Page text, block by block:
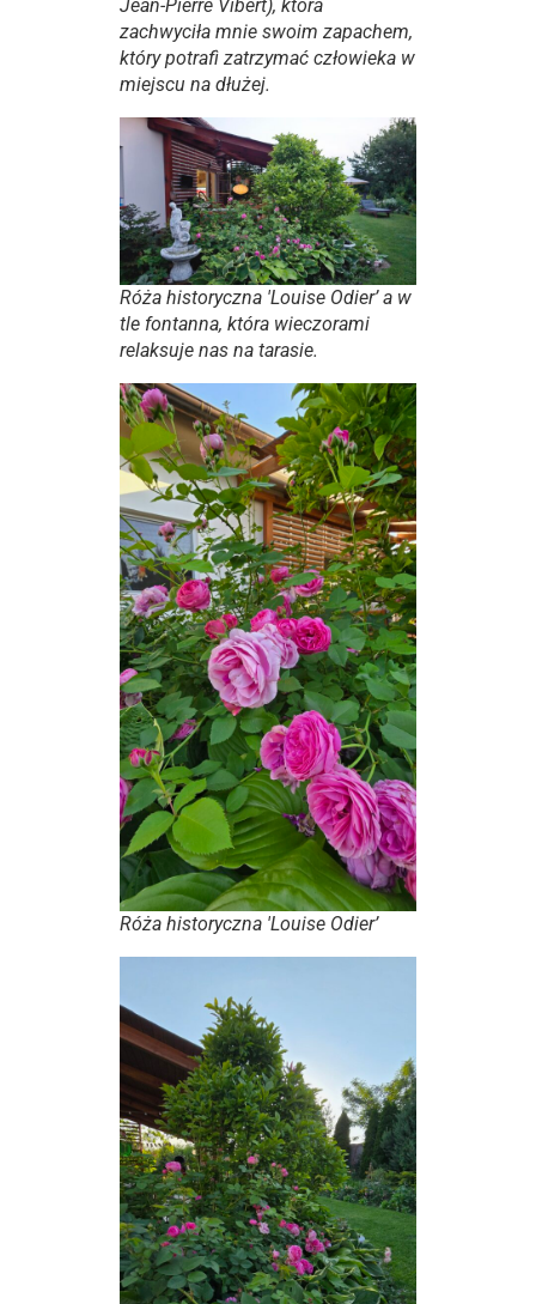
Jean-Pierre Vibert), która
zachwyciła mnie swoim zapachem,
który potrafì zatrzymać człowieka w
miejscu na dłużej.
Róża historyczna 'Louise Odier’ a w
tle fontanna, która wieczorami
relaksuje nas na tarasie.
Róża historyczna 'Louise Odier’